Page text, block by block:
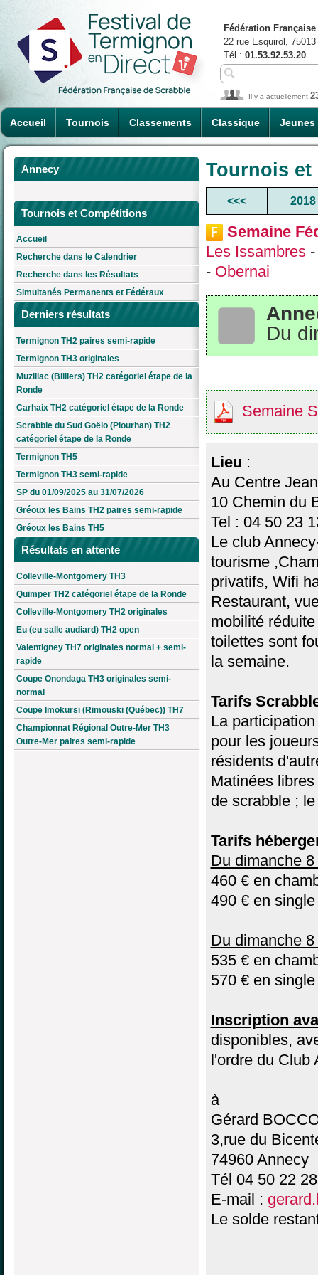
Accueil Tournois Classements Classique Jeunes
Fédération
22 rue Esquirol,
Tél : 01.53.92.53.20
Il y a actuellement
Annecy
Tournois et Compétitions
Accueil
Recherche dans le Calendrier
Recherche dans les Résultats
Simultanés Permanents et Fédéraux
Derniers résultats
Termignon TH2 paires semi-rapide
Termignon TH3 originales
Muzillac (Billiers) TH2 catégoriel étape de la
Ronde
Carhaix TH2 catégoriel étape de la Ronde
Scrabble du Sud Goëlo (Plourhan) TH2
catégoriel étape de la Ronde
Termignon TH5
Termignon TH3 semi-rapide
SP du 01/09/2025 au 31/07/2026
Gréoux les Bains TH2 paires semi-rapide
Gréoux les Bains TH5
Résultats en attente
Colleville-Montgomery TH3
Quimper TH2 catégoriel étape de la Ronde
Colleville-Montgomery TH2 originales
Eu (eu salle audiard) TH2 open
Valentigney TH7 originales normal + semi-
rapide
Coupe Onondaga TH3 originales semi-
normal
Coupe Imokursi (Rimouski (Québec)) TH7
Championnat Régional Outre-Mer TH3
Outre-Mer paires semi-rapide
Tournois
<<< 2018
Semaine
Les Issambres
- Obernai
Du
Semaine
Lieu :
Au Centre
10 Chemin du
Tel : 04 50 23
Le club
tourisme
privatifs, Wifi
Restaurant,
mobilité
toilettes sont
la semaine.
Tarifs
La
pour les
résidents
Matinées
de scrabble ;
Tarifs
Du dimanche
460 € en
490 € en single
Du dimanche
535 € en
570 € en single
Inscription
disponibles,
l'ordre du Club
à
Gérard
3,rue du
74960 Annecy
Tél 04 50 22
E-mail :
Le solde